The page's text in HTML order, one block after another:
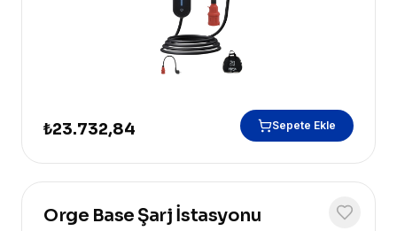
₺23.732,84 Sepete Ekle
Orge Base Şarj İstasyonu